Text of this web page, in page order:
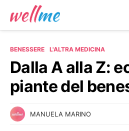
BENESSERE L'ALTRA MEDICINA
Dalla A alla Z:
piante del
MANUELA MARINO